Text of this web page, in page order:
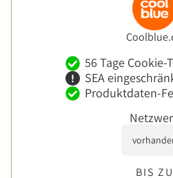
56 Tage Cookie-
SEA
Produktdaten-
BIS ZU